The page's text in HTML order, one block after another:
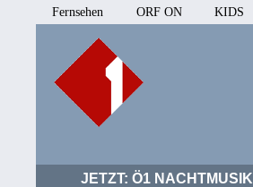
Fernsehen ORF ON KIDS
JETZT: Ö1 NACHTMUSIK